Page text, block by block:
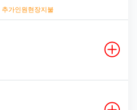
추가인원현장지불